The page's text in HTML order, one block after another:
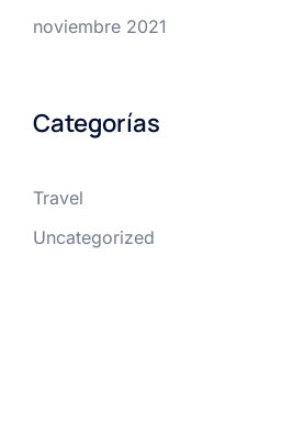
noviembre 2021
Categorías
Travel
Uncategorized